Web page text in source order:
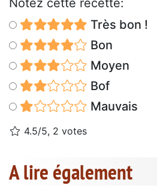
Notez cette recette:
Très bon !
Bon
Moyen
Bof
Mauvais
4.5/5, 2 votes
A lire également